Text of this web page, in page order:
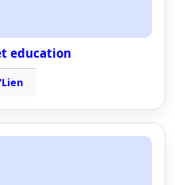
education